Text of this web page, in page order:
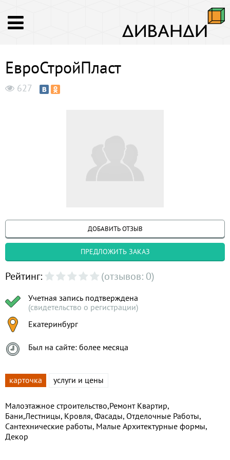
ЕвроСтройПласт
627
ДОБАВИТЬ ОТЗЫВ
ПРЕДЛОЖИТЬ ЗАКАЗ
Рейтинг: (отзывов: 0)
Учетная запись подтверждена
(свидетельство о регистрации)
Екатеринбург
Был на сайте: более месяца
карточка услуги и цены
Малоэтажное строительство,Ремонт Квартир,
Бани,Лестницы, Кровля, Фасады, Отделочные Работы,
Сантехнические работы, Малые Архитектурные формы,
Декор